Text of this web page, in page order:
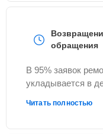
обращения
В 95% заявок
укладывается в
Читать полностью